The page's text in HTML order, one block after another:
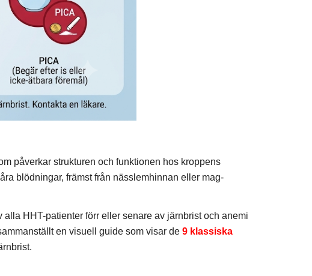
påverkar strukturen och funktionen hos kroppens
blödningar, främst från nässlemhinnan eller mag-
HHT-patienter förr eller senare av järnbrist och anemi
en visuell guide som visar de 9 klassiska